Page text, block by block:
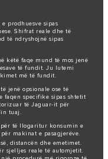
prodhuesve sipas
Shifrat reale dhe të
të ndryshojnë sipas
këtë faqe mund të mos jenë
të fundit. Ju lutemi
më të fundit.
jenë opsionale ose të
faqen specifike sipas shtetit
të Jaguar-it për
tuaj.
të llogaritur konsumin e
për makinat e pasagjerëve.
distancën dhe emetimet.
sjelljes reale të automjetit.